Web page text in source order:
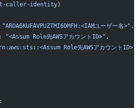
caller-identity)
"AROA6KUFAVPUZTMI6DMFH:<IAMユーザー名>",
:
"<Assum Role先AWSアカウントID>",
Role先AWSアカウント